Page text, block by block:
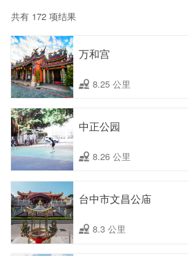
共有 172 项结果
万和宫
8.25 公里
中正公园
8.26 公里
台中市文昌公庙
8.3 公里